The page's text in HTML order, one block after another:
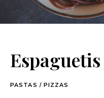
PASTAS / PIZZAS